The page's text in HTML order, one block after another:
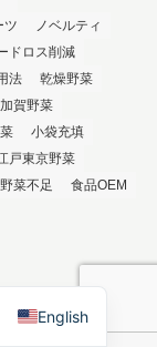
ツ
ノベルティ
ドロス削減
法
乾燥野菜
加賀野菜
小袋充填
戸東京野菜
野菜不足 食品OEM
English